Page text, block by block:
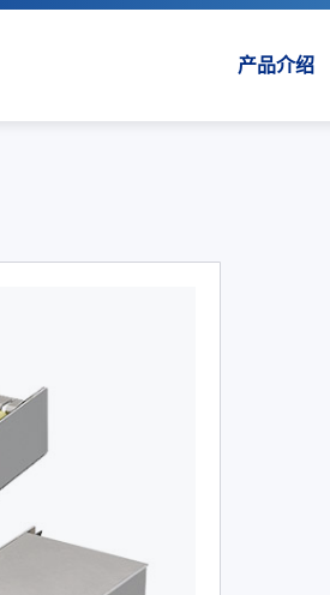
产品介绍